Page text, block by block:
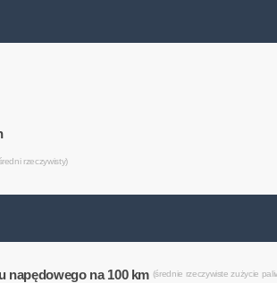
rzeczywisty)
napędowego na 100 km (średnie rzeczywiste zużycie